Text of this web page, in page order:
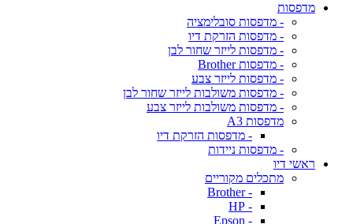
מדפסות
- מדפסות סובלימציה
- מדפסות הזרקת דיו
- מדפסות לייזר שחור לבן
- מדפסות Brother
- מדפסות לייזר צבע
- מדפסות משולבות לייזר שחור לבן
- מדפסות משולבות לייזר צבע
מדפסות A3
- מדפסות הזרקת דיו
- מדפסות ניידות
ראשי דיו
מתכלים מקוריים
- Brother
- HP
- Epson